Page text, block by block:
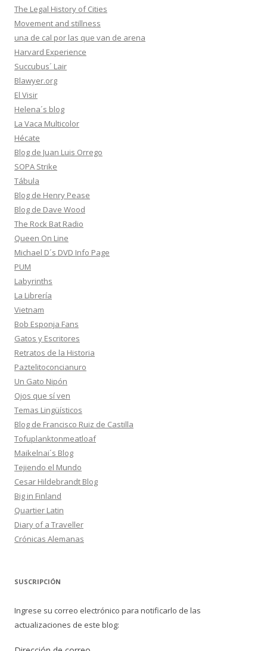
The Legal History of Cities
Movement and stillness
una de cal por las que van de arena
Harvard Experience
Succubus´ Lair
Blawyer.org
El Visir
Helena´s blog
La Vaca Multicolor
Hécate
Blog de Juan Luis Orrego
SOPA Strike
Tábula
Blog de Henry Pease
Blog de Dave Wood
The Rock Bat Radio
Queen On Line
Michael D´s DVD Info Page
PUM
Labyrinths
La Librería
Vietnam
Bob Esponja Fans
Gatos y Escritores
Retratos de la Historia
Paztelitoconcianuro
Un Gato Nipón
Ojos que sí ven
Temas Lingüísticos
Blog de Francisco Ruiz de Castilla
Tofuplanktonmeatloaf
Maikelnai´s Blog
Tejiendo el Mundo
Cesar Hildebrandt Blog
Big in Finland
Quartier Latin
Diary of a Traveller
Crónicas Alemanas
SUSCRIPCIÓN
Ingrese su correo electrónico para notificarlo de las
actualizaciones de este blog: